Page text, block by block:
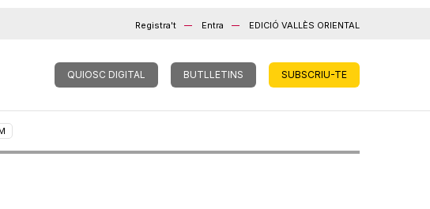
Registra't Entra EDICIÓ VALLÈS ORIENTAL
QUIOSC DIGITAL BUTLLETINS SUBSCRIU-TE